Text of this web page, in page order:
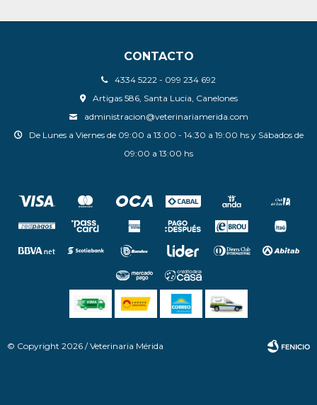
CONTACTO
4334 5222 - 099 234 692
Artigas 586, Santa Lucia, Canelones
administracion@veterinariamerida.com
De Lunes a Viernes de 09:00 a 13:00 - 14:30 a 19:00 hs y Sábados de
09:00 a 13:00 hs
© Copyright 2026 / Veterinaria Mérida